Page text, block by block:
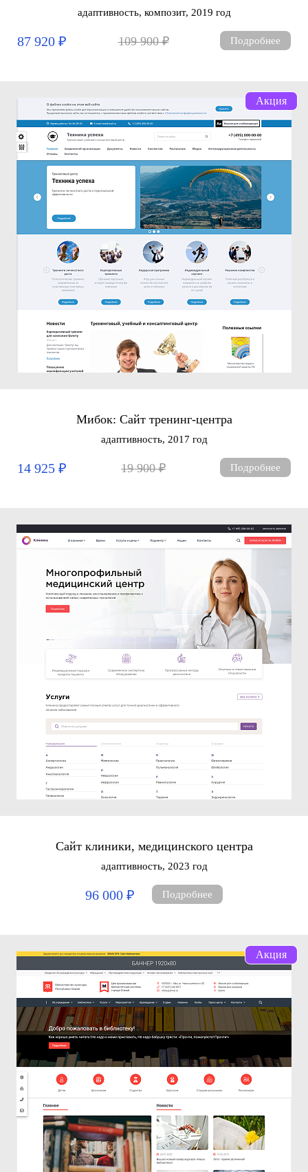
адаптивность, композит, 2019 год
87 920 ₽ 109 900 ₽ Подробнее
Мибок: Сайт тренинг-центра
адаптивность, 2017 год
14 925 ₽ 19 900 ₽ Подробнее
Акция
Сайт клиники, медицинского центра
адаптивность, 2023 год
96 000 ₽ Подробнее
Акция